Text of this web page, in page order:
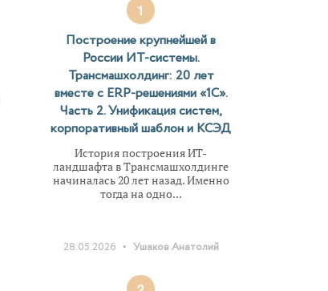
1
Построение крупнейшей в
России ИТ-системы.
Трансмашхолдинг: 20 лет
вместе с ERP-решениями «1С».
Часть 2. Унификация систем,
корпоративный шаблон и КСЭД
История построения ИТ-
ландшафта в Трансмашхолдинге
начиналась 20 лет назад. Именно
тогда на одно...
28.05.2026 • Ушаков Анатолий